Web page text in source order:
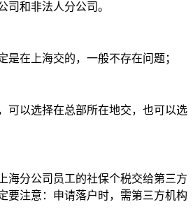
司和非法人分公司。
是在上海交的，一般不存在问题；
可以选择在总部所在地交，也可以选
海分公司员工的社保个税交给第三方
要注意：申请落户时，需第三方机构